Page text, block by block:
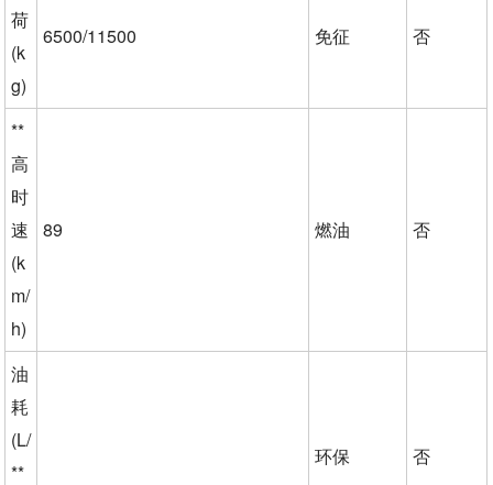
荷
(k
g)
6500/11500 免征 否
**
高
时
速
(k
m/
h)
89 燃油 否
油
耗
(L/
**
环保 否